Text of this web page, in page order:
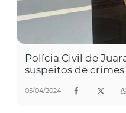
Polícia Civil de
suspeitos de crimes
05/04/2024